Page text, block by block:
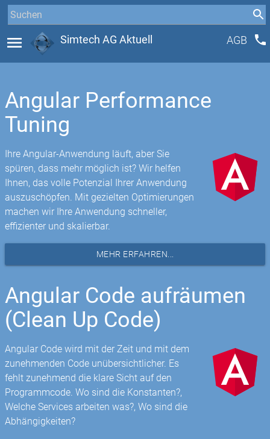
menu Simtech AG Aktuell AGB phone
Angular Performance
Tuning
Ihre Angular-Anwendung läuft, aber Sie
spüren, dass mehr möglich ist? Wir helfen
Ihnen, das volle Potenzial Ihrer Anwendung
auszuschöpfen. Mit gezielten Optimierungen
machen wir Ihre Anwendung schneller,
effizienter und skalierbar.
MEHR ERFAHREN...
Angular Code aufräumen
(Clean Up Code)
Angular Code wird mit der Zeit und mit dem
zunehmenden Code unübersichtlicher. Es
fehlt zunehmend die klare Sicht auf den
Programmcode. Wo sind die Konstanten?,
Welche Services arbeiten was?, Wo sind die
Abhängigkeiten?